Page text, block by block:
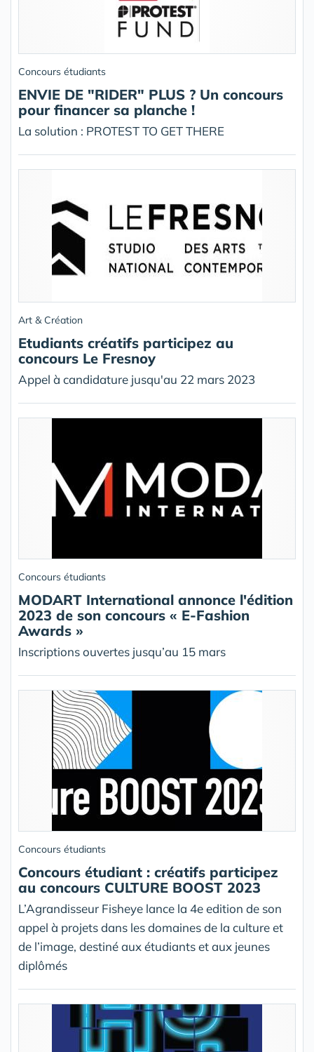
Concours étudiants
ENVIE DE "RIDER" PLUS ? Un concours
pour financer sa planche !
La solution : PROTEST TO GET THERE
Art & Création
Etudiants créatifs participez au
concours Le Fresnoy
Appel à candidature jusqu'au 22 mars 2023
Concours étudiants
MODART International annonce l'édition
2023 de son concours « E-Fashion
Awards »
Inscriptions ouvertes jusqu’au 15 mars
Concours étudiants
Concours étudiant : créatifs participez
au concours CULTURE BOOST 2023
L’Agrandisseur Fisheye lance la 4e edition de son
appel à projets dans les domaines de la culture et
de l’image, destiné aux étudiants et aux jeunes
diplômés